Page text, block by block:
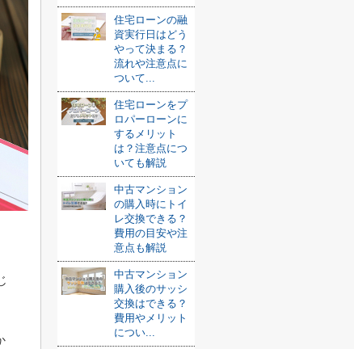
住宅ローンの融
資実行日はどう
やって決まる？
流れや注意点に
ついて...
住宅ローンをプ
ロパーローンに
するメリット
は？注意点につ
いても解説
中古マンション
の購入時にトイ
レ交換できる？
費用の目安や注
意点も解説
中古マンション
購入後のサッシ
交換はできる？
費用やメリット
につい...